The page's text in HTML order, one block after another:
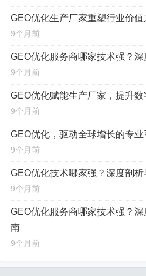
略、具体的实施步骤，以及
词排名提升百分比、本地流
等），这些数据应真实可查
EO优化策略，未必适用于一
商，您应重点关注服务商是
市场、客户画像高度相似的
们能否快速理解您的业务,并
对本地搜索生态的深度洞察
gle、Bing等国际搜索引擎的
搜狗，俄罗斯的Yandex，韩
逻辑与用户偏好，这种跨平
GEO优化生产厂家重塑行业价值
9个月前
GEO优化服务商哪家技术强？
9个月前
GEO优化赋能生产厂家，提升
9个月前
GEO优化，驱动全球增长的专业
9个月前
GEO优化技术哪家强？深度剖
9个月前
GEO优化服务商哪家技术强？
南
9个月前